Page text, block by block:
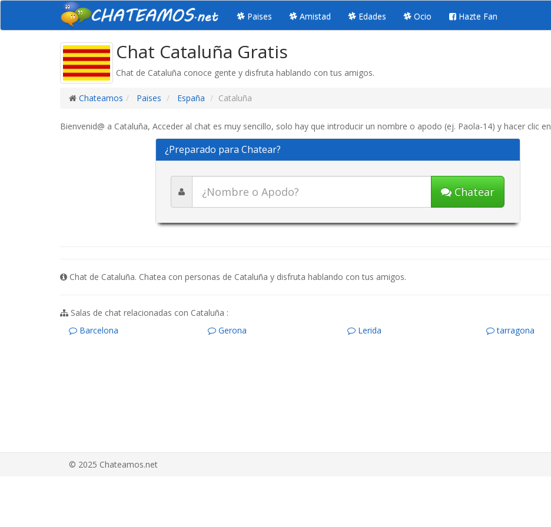
Paises Amistad Edades Ocio Hazte Fan
Chat Cataluña Gratis
Chat de Cataluña conoce gente y disfruta hablando con tus amigos.
Chateamos Paises España Cataluña
Bienvenid@ a Cataluña, Acceder al chat es muy sencillo, solo hay que introducir un nombre o apodo (ej. Paola-14) y hacer clic en
¿Preparado para Chatear?
Chatear
Chat de Cataluña. Chatea con personas de Cataluña y disfruta hablando con tus amigos.
Salas de chat relacionadas con Cataluña :
Barcelona
Gerona Lerida tarragona
© 2025 Chateamos.net